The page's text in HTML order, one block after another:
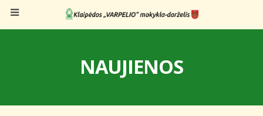
NAUJIENOS